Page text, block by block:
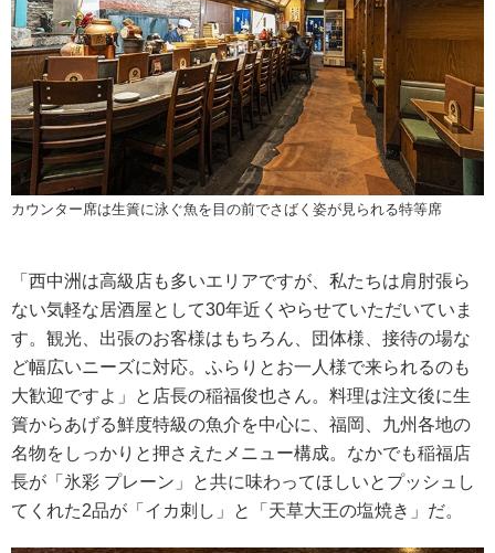
カウンター席は生簀に泳ぐ魚を目の前でさばく姿が見られる特等席
「西中洲は高級店も多いエリアですが、私たちは肩肘張ら
ない気軽な居酒屋として30年近くやらせていただいていま
す。観光、出張のお客様はもちろん、団体様、接待の場な
ど幅広いニーズに対応。ふらりとお一人様で来られるのも
大歓迎ですよ」と店長の稲福俊也さん。料理は注文後に生
簀からあげる鮮度特級の魚介を中心に、福岡、九州各地の
名物をしっかりと押さえたメニュー構成。なかでも稲福店
長が「氷彩 プレーン」と共に味わってほしいとプッシュし
てくれた2品が「イカ刺し」と「天草大王の塩焼き」だ。